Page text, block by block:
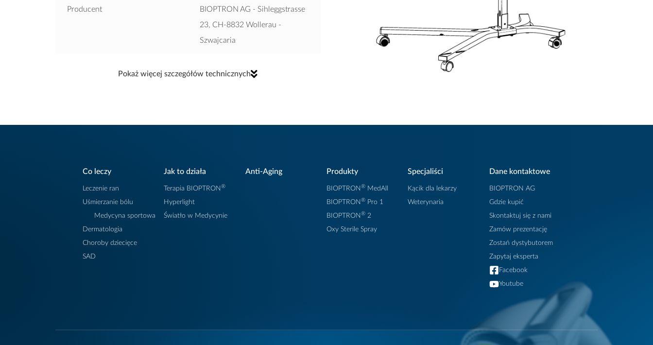
Producent
BIOPTRON AG - Sihleggstrasse
23, CH-8832 Wollerau -
Szwajcaria
zgłoszenia wyrobu medycznego
Pokaż więcej szczegółów technicznych
Co leczy
Leczenie ran
Uśmierzanie bólu
Medycyna sportowa
Dermatologia
Choroby dziecięce
SAD
Jak to działa
Terapia BIOPTRON®
Hyperlight
Światło w Medycynie
Anti-Aging Produkty
BIOPTRON® MedAll
BIOPTRON® Pro 1
BIOPTRON® 2
Oxy Sterile Spray
Specjaliści
Kącik dla lekarzy
Weterynaria
Dane kontaktowe
BIOPTRON AG
Gdzie kupić
Skontaktuj się z nami
Zamów prezentację
Zostań dystybutorem
Zapytaj eksperta
Facebook
Youtube